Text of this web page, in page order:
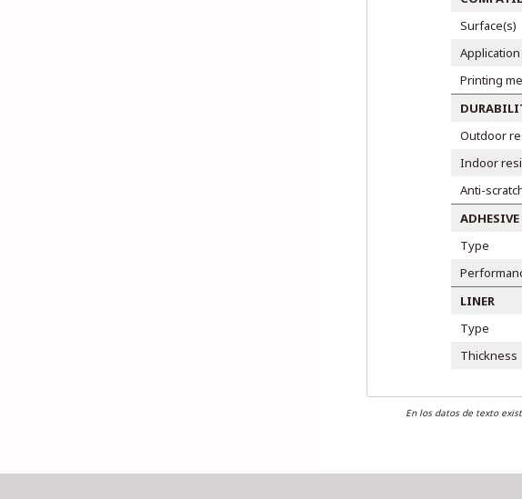
Surface(s)
Printing
Outdoor
Indoor
Anti-
ADHESIVE
Type
LINER
Type
Thickness
En los datos de texto